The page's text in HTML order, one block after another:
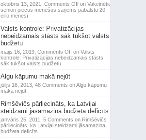
oktobris 13, 2021, Comments Offon Vakcinētie
seniori piecus mēnešus saņems pabalstu 20
eiro mēnesī
Valsts kontrole: Privatizācijas
nebeidzamais stāsts sāk tukšot valsts
budžetu
maijs 16, 2019, Comments Offon Valsts
kontrole: Privatizācijas nebeidzamais stāsts
sāk tukšot valsts budžetu
Algu kāpumu makā nejūt
jūlijs 16, 2013, 48 Comments on Algu kāpumu
makā nejūt
Rimšēvičs pārliecināts, ka Latvijai
steidzami jāsamazina budžeta deficīts
janvāris 25, 2011, 5 Comments on Rimšēvičs
pārliecināts, ka Latvijai steidzami jāsamazina
budžeta deficīts